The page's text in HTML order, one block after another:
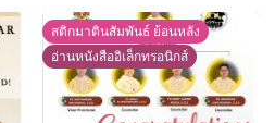
สติกมาตินสัมพันธ์ ย้อนหลัง
อ่านหนังสืออิเล็กทรอนิกส์